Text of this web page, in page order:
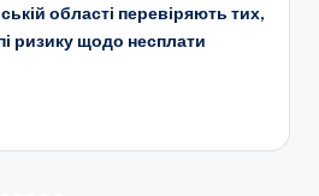
області перевіряють тих,
ризику щодо несплати